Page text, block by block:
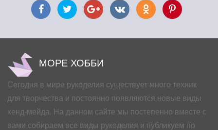
МОРЕ ХОББИ
Сегодня в мире рукоделия существует много техник
для творчества и постоянно появляются новые виды
хенд-мейда. На данном сайте мы постепенно вместе с
вами собираем все виды рукоделия и публикуем по